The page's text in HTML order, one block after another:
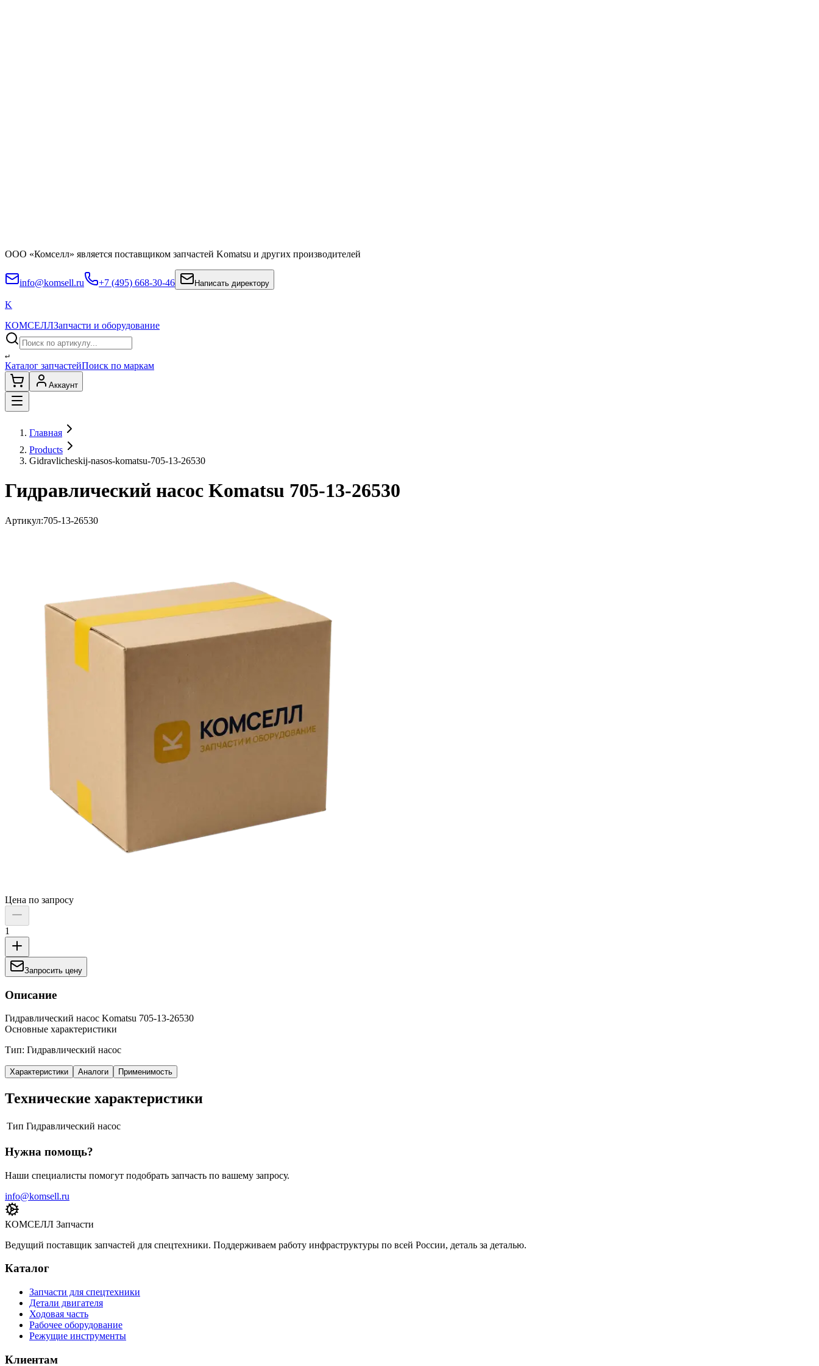
ООО «Комселл» является поставщиком запчастей Komatsu и других производителей
info@komsell.ru +7 (495) 668-30-46 Написать директору
K
КОМСЕЛЛЗапчасти и оборудование
↵
Каталог запчастейПоиск по маркам
Аккаунт
Главная
Products
Gidravlicheskij-nasos-komatsu-705-13-26530
Гидравлический насос Komatsu 705-13-26530
Артикул:705-13-26530
Цена по запросу
1
Запросить цену
Описание
Гидравлический насос Komatsu 705-13-26530
Основные характеристики
Тип: Гидравлический насос
Характеристики Аналоги Применимость
Технические характеристики
Тип Гидравлический насос
Нужна помощь?
Наши специалисты помогут подобрать запчасть по вашему запросу.
info@komsell.ru
КОМСЕЛЛ Запчасти
Ведущий поставщик запчастей для спецтехники. Поддерживаем работу инфраструктуры по всей России, деталь за деталью.
Каталог
Запчасти для спецтехники
Детали двигателя
Ходовая часть
Рабочее оборудование
Режущие инструменты
Клиентам